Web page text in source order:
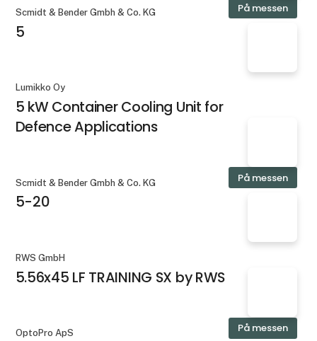
På messen
Scmidt & Bender Gmbh & Co. KG
5
Lumikko Oy
5 kW Container Cooling Unit for
Defence Applications
På messen
Scmidt & Bender Gmbh & Co. KG
5-20
RWS GmbH
5.56x45 LF TRAINING SX by RWS
På messen
OptoPro ApS